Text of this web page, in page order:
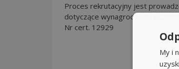
Proces rekrutacyjny jest
dotyczące wynagrodzenia
Nr cert. 12929
My i